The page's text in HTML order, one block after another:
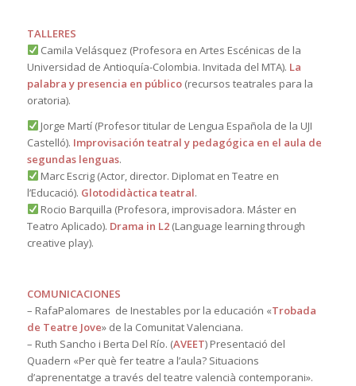
TALLERES
Camila Velásquez (Profesora en Artes Escénicas de la
Universidad de Antioquía-Colombia. Invitada del MTA). La
palabra y presencia en público(recursos teatrales para la
oratoria).
Jorge Martí (Profesor titular de Lengua Española de la UJI
Castelló). Improvisación teatral y pedagógica en el aula de
segundas lenguas.
Marc Escrig (Actor, director. Diplomat en Teatre en
l’Educació). Glotodidàctica teatral.
Rocio Barquilla (Profesora, improvisadora. Máster en
Teatro Aplicado). Drama in L2(Language learning through
creative play).
COMUNICACIONES
– RafaPalomares de Inestables por la educación «Trobada
de Teatre Jove» de la Comunitat Valenciana.
– Ruth Sancho i Berta Del Río. (AVEET) Presentació del
Quadern «Per què fer teatre a l’aula? Situacions
d’aprenentatge a través del teatre valencià contemporani».